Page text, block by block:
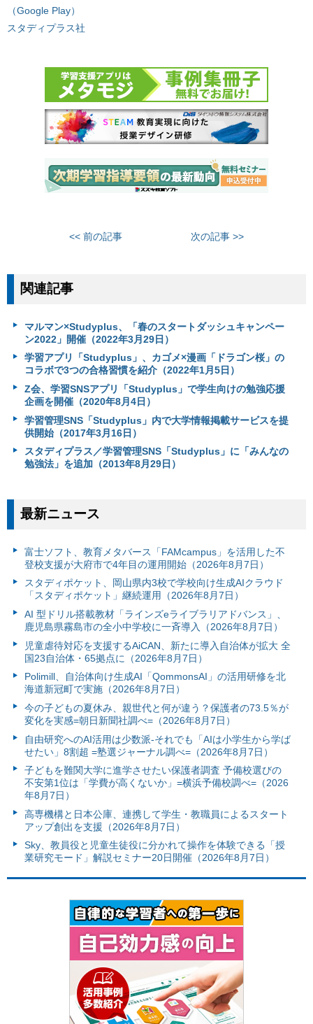
（Google Play）
スタディプラス社
<< 前の記事 次の記事 >>
関連記事
マルマン×Studyplus、「春のスタートダッシュキャンペー
ン2022」開催（2022年3月29日）
学習アプリ「Studyplus」、カゴメ×漫画「ドラゴン桜」の
コラボで3つの合格習慣を紹介（2022年1月5日）
Z会、学習SNSアプリ「Studyplus」で学生向けの勉強応援
企画を開催（2020年8月4日）
学習管理SNS「Studyplus」内で大学情報掲載サービスを提
供開始（2017年3月16日）
スタディプラス／学習管理SNS「Studyplus」に「みんなの
勉強法」を追加（2013年8月29日）
最新ニュース
富⼠ソフト、教育メタバース「FAMcampus」を活用した不
登校支援が大府市で4年目の運用開始（2026年8月7日）
スタディポケット、岡山県内3校で学校向け生成AIクラウド
「スタディポケット」継続運用（2026年8月7日）
AI 型ドリル搭載教材「ラインズeライブラリアドバンス」、
鹿児島県霧島市の全小中学校に一斉導入（2026年8月7日）
児童虐待対応を支援するAiCAN、新たに導入自治体が拡大 全
国23自治体・65拠点に（2026年8月7日）
Polimill、自治体向け生成AI「QommonsAI」の活用研修を北
海道新冠町で実施（2026年8月7日）
今の子どもの夏休み、親世代と何が違う？保護者の73.5％が
変化を実感=朝日新聞社調べ=（2026年8月7日）
自由研究へのAI活用は少数派-それでも「AIは小学生から学ば
せたい」8割超 =塾選ジャーナル調べ=（2026年8月7日）
子どもを難関大学に進学させたい保護者調査 予備校選びの
不安第1位は「学費が高くないか」=横浜予備校調べ=（2026
年8月7日）
高専機構と日本公庫、連携して学生・教職員によるスタート
アップ創出を支援（2026年8月7日）
Sky、教員役と児童生徒役に分かれて操作を体験できる「授
業研究モード」解説セミナー20日開催（2026年8月7日）